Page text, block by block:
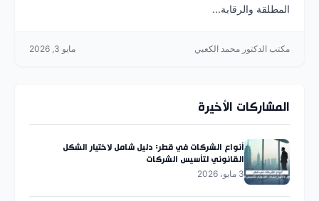
المطلقة والرقابة...
مكتب الدكتور محمد الكعبي مايو 3, 2026
المشاركات الأخيرة
أنواع الشركات في قطر: دليل شامل لاختيار الشكل
القانوني لتأسيس الشركات
3 مايو، 2026